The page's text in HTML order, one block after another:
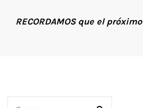
RECORDAMOSque el próximo